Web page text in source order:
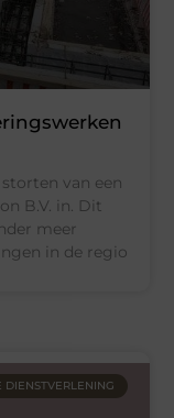
van een
B.V. in. Dit
meer
in de regio
DIENSTVERLENING